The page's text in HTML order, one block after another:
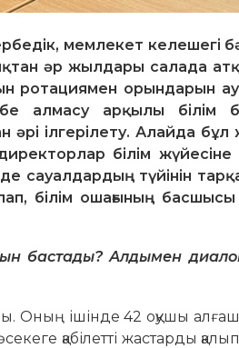
мемлекет келешегі
әр жылдары салада
ротациямен орындарын
алмасу арқылы білім
әрі ілгерілету. Алайда бұл
білім жүйесіне
сауалдардың түйінін
білім ошағының
бастады? Алды­мен
Оның ішінде 42 оқушы
қабілетті жастарды